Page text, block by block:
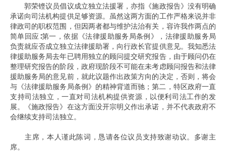
郭荣铿议员倡议成立独立法援署，亦指《施政报告》没有明确
承诺向司法机构提供足够资源。虽然这两方面的工作严格来说并非
律政司的职权范围，但因两者都与维护法治有关，容许我作两点的
简单回应∶第一，依据《法律援助服务局条例》，法律援助服务局
负责就应否成立独立法律援助署，向行政长官提供意见。我知悉法
律援助服务局去年已聘用独立的顾问提交研究报告，由于顾问仍在
整理研究报告的阶段，政府现阶段不可能在未考虑顾问报告和法律
援助服务局的意见前，就此议题作出政策方向的决定，否则，将会
与《法律援助服务局条例》的精神背道而驰；第二，特区政府一直
支持司法独立，一直对司法机构提供资源，以便利司法工作的发
展。《施政报告》在这方面没开宗明义作出承诺，并不代表政府不
会继续支持司法独立。
主席，本人谨此陈词，恳请各位议员支持致谢动议。多谢主
席。